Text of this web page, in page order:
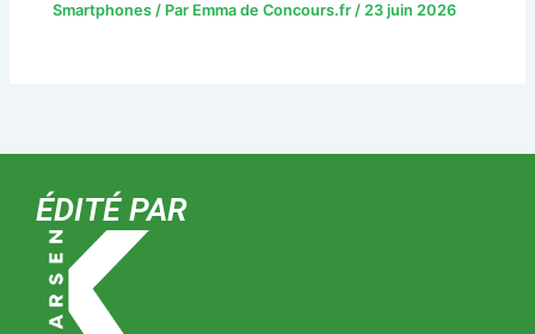
Smartphones / Par Emma de Concours.fr/23 juin 2026
ÉDITÉ PAR